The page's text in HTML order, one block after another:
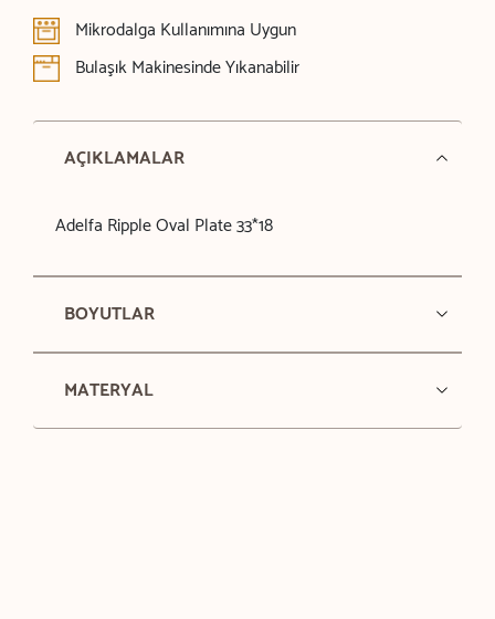
Mikrodalga Kullanımına Uygun
Bulaşık Makinesinde Yıkanabilir
AÇIKLAMALAR
Adelfa Ripple Oval Plate 33*18
BOYUTLAR
MATERYAL